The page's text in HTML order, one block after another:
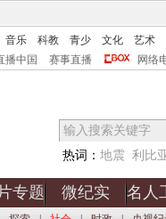
音乐 科教 青少 文化
艺术
播中国 赛事直播 网络
热词： 地震 利比
专题 微纪实 名人